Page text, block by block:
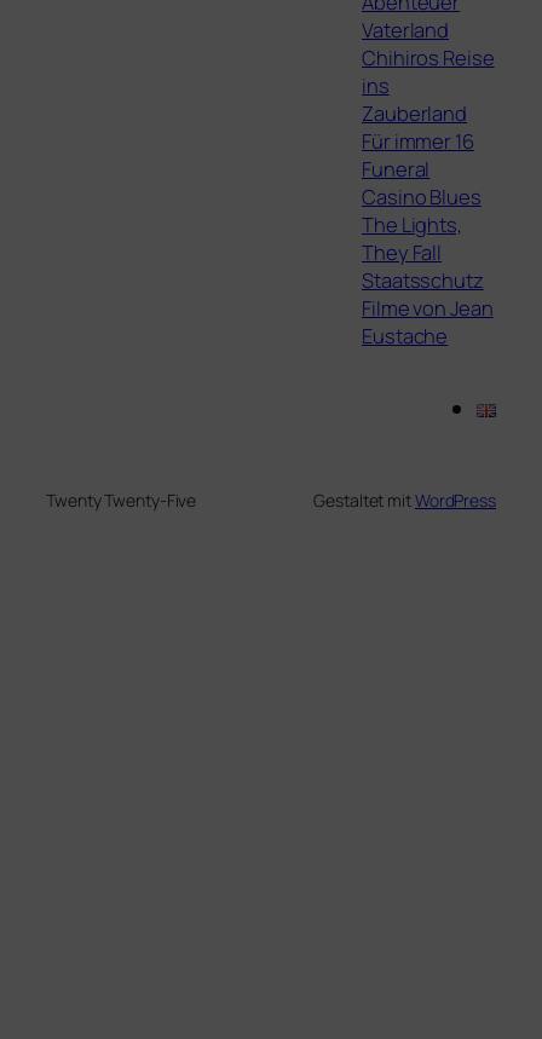
Vaterland
Chihiros Reise
ins
Zauberland
Für immer 16
Funeral
Casino Blues
The Lights,
They Fall
Staatsschutz
Filme von Jean
Eustache
Twenty Twenty-Five Gestaltet mitWordPress